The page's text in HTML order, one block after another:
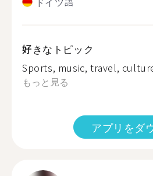
好きなトピック
Sports, music, travel,
もっと見る
アプリをダ